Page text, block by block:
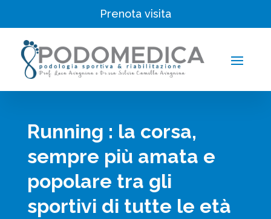
Prenota visita
Running : la corsa,
sempre più amata e
popolare tra gli
sportivi di tutte le età